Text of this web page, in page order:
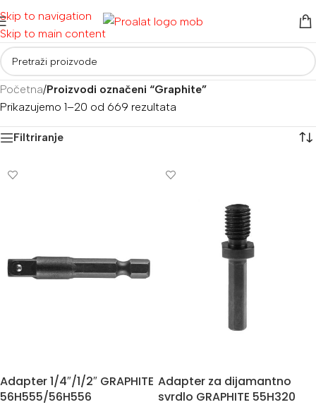
Skip to navigation
Skip to main content
Početna/Proizvodi označeni “Graphite”
Prikazujemo 1–20 od 669 rezultata
Filtriranje
Adapter 1/4″/1/2″ GRAPHITE
56H555/56H556
Adapter za dijamantno
svrdlo GRAPHITE 55H320